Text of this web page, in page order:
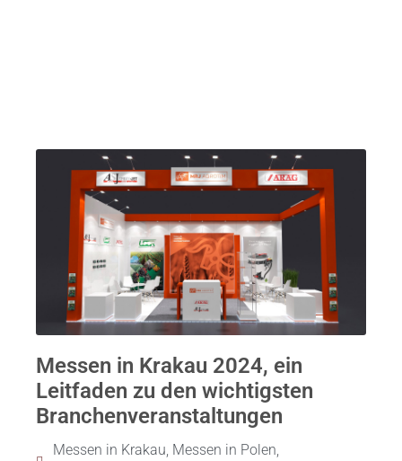
Messen in Krakau 2024, ein
Leitfaden zu den wichtigsten
Branchenveranstaltungen
Messen in Krakau, Messen in Polen,